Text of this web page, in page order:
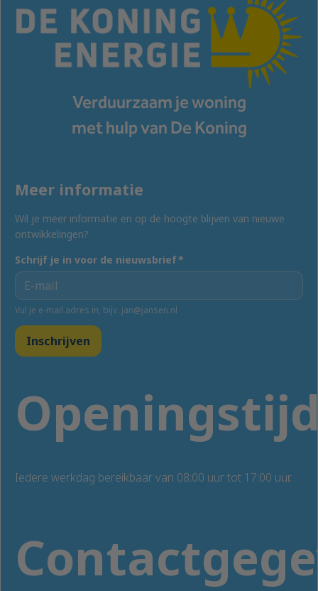
Verduurzaam je woning
met hulp van De Koning
Iedere werkdag bereikbaar van 08:00 uur tot 17:00 uur.
Meer informatie
Wil je meer informatie en op de hoogte blijven van nieuwe
ontwikkelingen?
Schrijf je in voor de nieuwsbrief*
Vul je e-mail adres in, bijv. jan@jansen.nl
Inschrijven